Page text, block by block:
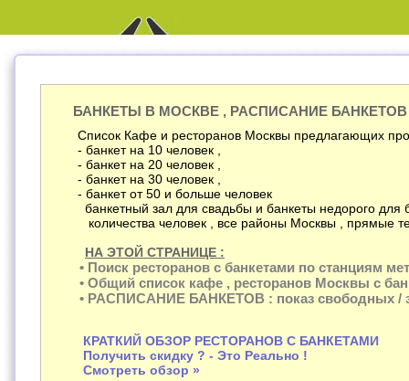
БАНКЕТЫ В МОСКВЕ , РАСПИСАНИЕ БАНКЕТОВ
Список Кафе и ресторанов Москвы предлагающих
- банкет на 10 человек ,
- банкет на 20 человек ,
- банкет на 30 человек ,
- банкет от 50 и больше человек
банкетный зал для свадьбы и банкеты недорого для
количества человек , все районы Москвы , прямые
НА ЭТОЙ СТРАНИЦЕ :
• Поиск ресторанов с банкетами по станциям
• Общий список кафе , ресторанов Москвы с
• РАСПИСАНИЕ БАНКЕТОВ : показ свободных /
КРАТКИЙ ОБЗОР РЕСТОРАНОВ С БАНКЕТАМИ
Получить скидку ? - Это Реально !
Смотреть обзор »